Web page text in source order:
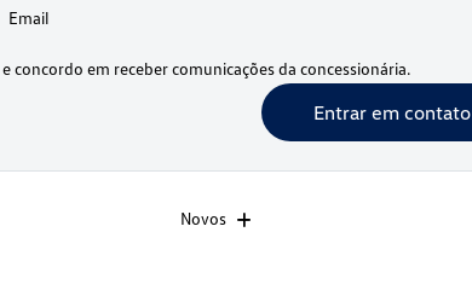
Email
e concordo em receber comunicações da concessionária.
Entrar em contato
Novos